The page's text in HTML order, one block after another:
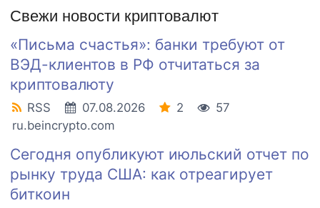
Свежи новости криптовалют
«Письма счастья»: банки требуют от
ВЭД-клиентов в РФ отчитаться за
криптовалюту
RSS 07.08.2026 2
57
ru.beincrypto.com
Сегодня опубликуют июльский отчет по
рынку труда США: как отреагирует
биткоин